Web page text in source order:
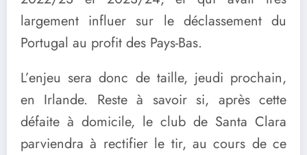
largement influer sur le déclassement du
Portugal au profit des Pays-Bas.
L’enjeu sera donc de taille, jeudi prochain,
en Irlande. Reste à savoir si, après cette
défaite à domicile, le club de Santa Clara
parviendra à rectifier le tir, au cours de ce